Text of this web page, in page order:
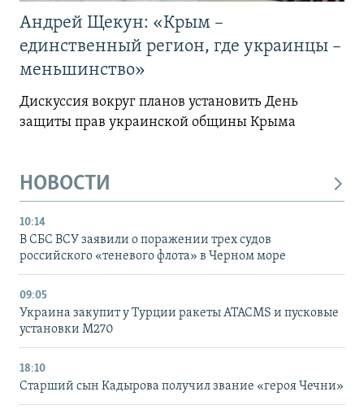
Андрей Щекун: «Крым –
единственный регион, где украинцы –
меньшинство»
Дискуссия вокруг планов установить День
защиты прав украинской общины Крыма
НОВОСТИ
10:14
В СБС ВСУ заявили о поражении трех судов
российского «теневого флота» в Черном море
09:05
Украина закупит у Турции ракеты ATACMS и пусковые
установки M270
18:10
Старший сын Кадырова получил звание «героя Чечни»